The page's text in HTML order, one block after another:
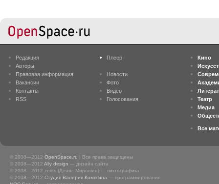
Редакция
Авторы
Правовая информация
Вакансии
Контакты
RSS
Плеер
Новости
Фото
Видео
Голосования
Кино
Театр
Медиа
Все
© 2008—2012 OpenSpace.ru | Все права защищены
© 2008—2012 Ally design — дизайн сайта
© 2008—2012 znids (Денис Мирошин) — пиктографика
© 2008—2012 Студия Валерия Комягина — программирование